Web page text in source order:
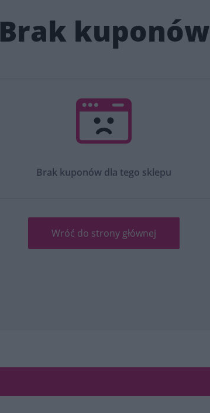
Brak kuponów
Brak kuponów dla tego sklepu
Wróć do strony głównej